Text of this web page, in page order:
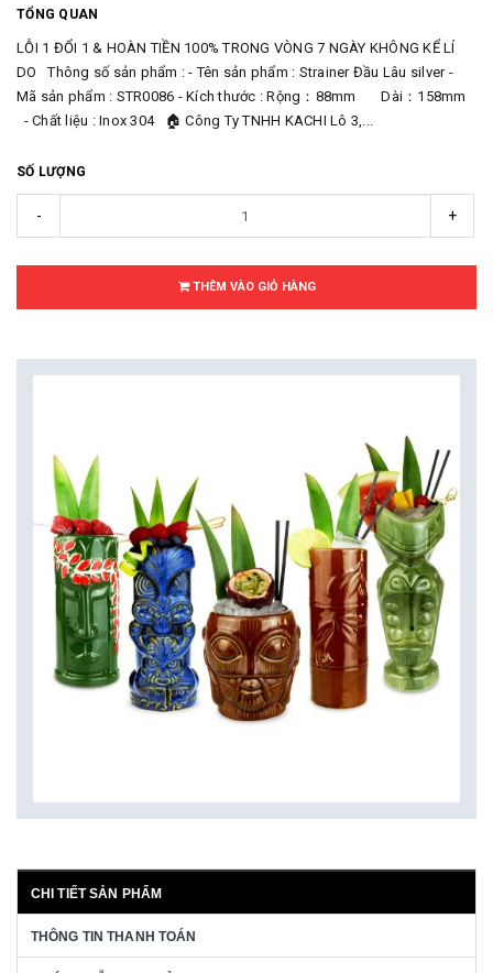
TỔNG QUAN
LỖI 1 ĐỔI 1 & HOÀN TIỀN 100% TRONG VÒNG 7 NGÀY KHÔNG KỂ LÍ
DO Thông số sản phẩm : - Tên sản phẩm : Strainer Đầu Lâu silver -
Mã sản phẩm : STR0086 - Kích thước : Rộng：88mm Dài：158mm
- Chất liệu : Inox 304 🏠 Công Ty TNHH KACHI Lô 3,...
SỐ LƯỢNG
- +
THÊM VÀO GIỎ HÀNG
CHI TIẾT SẢN PHẨM
THÔNG TIN THANH TOÁN